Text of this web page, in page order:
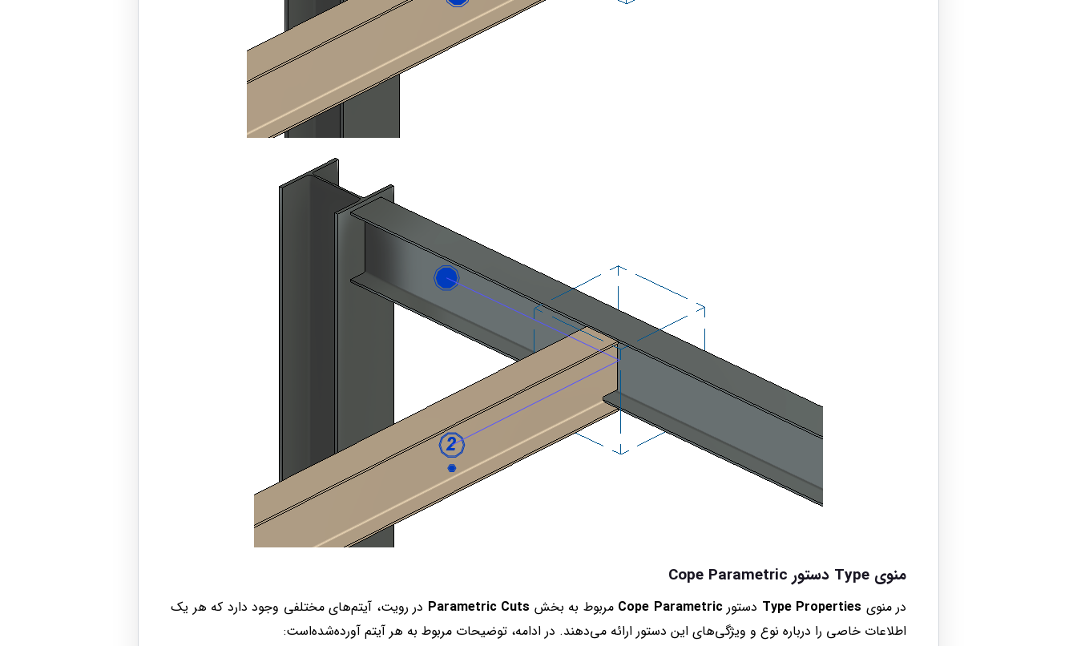
منوی Type دستور Cope Parametric
در منوی Type Properties دستورCope Parametric مربوط به بخش Parametric Cuts در رویت، آیتم‌های مختلفی وجود دارد که هر یک
اطلاعات خاصی را درباره نوع و ویژگی‌های این دستور ارائه می‌دهند. در ادامه، توضیحات مربوط به هر آیتم آورده‌شده‌است: